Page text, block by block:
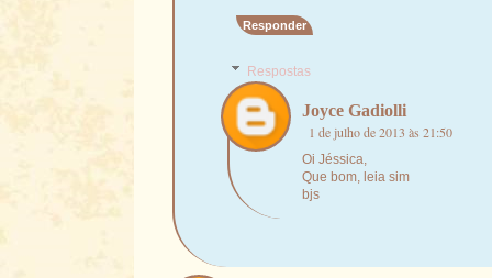
Responder
Respostas
Joyce Gadiolli
1 de julho de 2013 às 21:50
Oi Jéssica,
Que bom, leia sim
bjs